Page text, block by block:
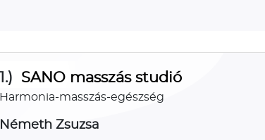
1.) SANO masszás studió
Harmonia-masszás-egészség
Németh Zsuzsa